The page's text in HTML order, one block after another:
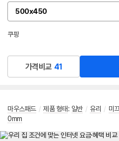
500x450
옵
션
선
쿠팡
가격비교 41
마우스패드 / 제품 형태: 일반 / 유리 / 미
0mm